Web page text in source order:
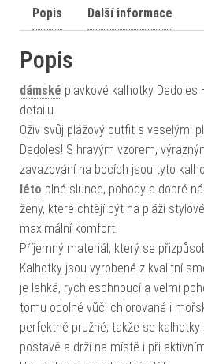
Popis Další informace
Popis
dámské plavkové kalhotky
detailu
Oživ svůj plážový outfit s veselými
Dedoles! S hravým vzorem,
zavazování na bocích jsou tyto
léto plné slunce, pohody a dobré
ženy, které chtějí být na pláži
maximální komfort.
Příjemný materiál, který se
Kalhotky jsou vyrobené z kvalitní
je lehká, rychleschnoucí a velmi
tomu odolné vůči chlorované i
perfektně pružné, takže se
postavě a drží na místě i při